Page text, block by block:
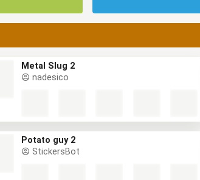
Metal Slug 2
nadesico
Potato guy 2
StickersBot